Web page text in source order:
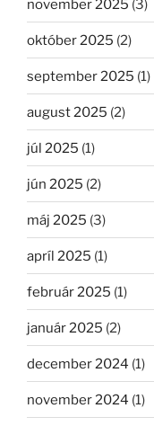
november 2025 (3)
október 2025 (2)
september 2025 (1)
august 2025 (2)
júl 2025 (1)
jún 2025 (2)
máj 2025 (3)
apríl 2025 (1)
február 2025 (1)
január 2025 (2)
december 2024 (1)
november 2024 (1)